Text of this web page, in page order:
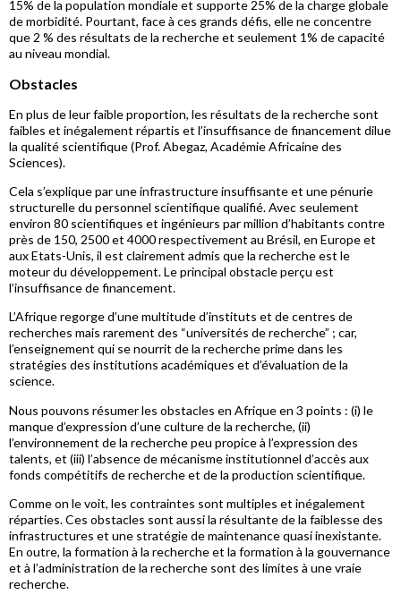
15% de la population mondiale et supporte 25% de la charge globale
de morbidité. Pourtant, face à ces grands défis, elle ne concentre
que 2 % des résultats de la recherche et seulement 1% de capacité
au niveau mondial.
Obstacles
En plus de leur faible proportion, les résultats de la recherche sont
faibles et inégalement répartis et l’insuffisance de financement dilue
la qualité scientifique (Prof. Abegaz, Académie Africaine des
Sciences).
Cela s’explique par une infrastructure insuffisante et une pénurie
structurelle du personnel scientifique qualifié. Avec seulement
environ 80 scientifiques et ingénieurs par million d’habitants contre
près de 150, 2500 et 4000 respectivement au Brésil, en Europe et
aux Etats-Unis, il est clairement admis que la recherche est le
moteur du développement. Le principal obstacle perçu est
l’insuffisance de financement.
L’Afrique regorge d’une multitude d’instituts et de centres de
recherches mais rarement des “universités de recherche” ; car,
l’enseignement qui se nourrit de la recherche prime dans les
stratégies des institutions académiques et d’évaluation de la
science.
Nous pouvons résumer les obstacles en Afrique en 3 points : (i) le
manque d’expression d’une culture de la recherche, (ii)
l’environnement de la recherche peu propice à l’expression des
talents, et (iii) l’absence de mécanisme institutionnel d’accès aux
fonds compétitifs de recherche et de la production scientifique.
Comme on le voit, les contraintes sont multiples et inégalement
réparties. Ces obstacles sont aussi la résultante de la faiblesse des
infrastructures et une stratégie de maintenance quasi inexistante.
En outre, la formation à la recherche et la formation à la gouvernance
et à l’administration de la recherche sont des limites à une vraie
recherche.